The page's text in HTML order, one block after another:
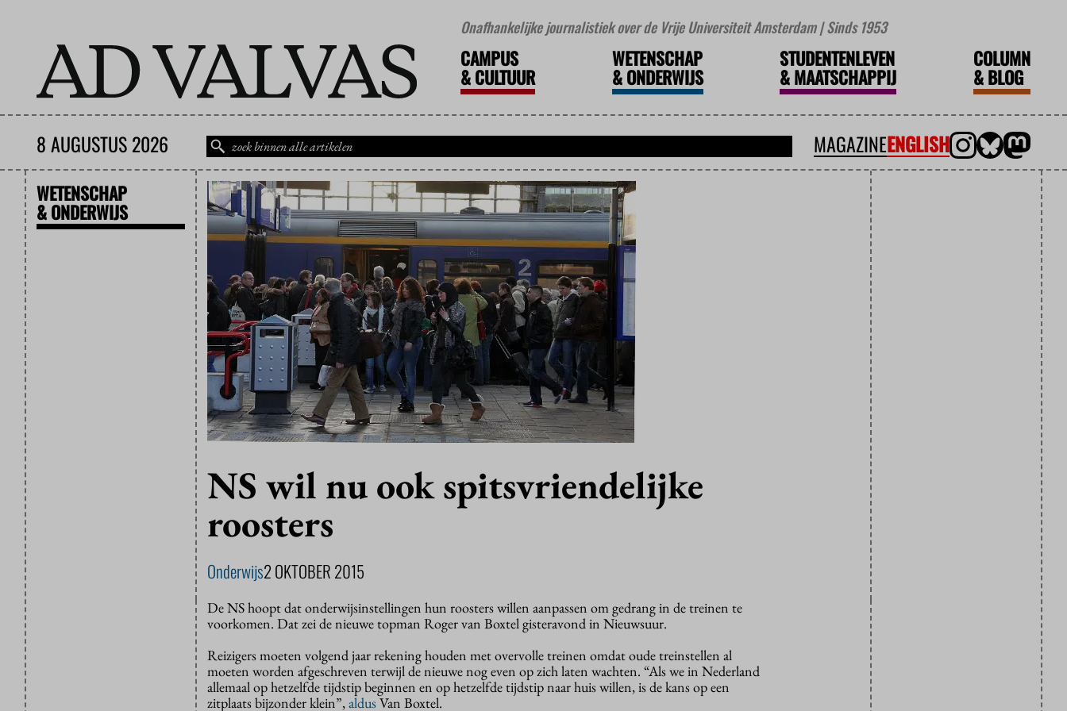
Onafhankelijke journalistiek over de Vrije Universiteit Amsterdam | Sinds 1953
CAMPUS
&CULTUUR
WETENSCHAP
&ONDERWIJS
STUDENTENLEVEN
&MAATSCHAPPIJ
COLUMN
&BLOG
8 AUGUSTUS 2026 MAGAZINEENGLISH
WETENSCHAP
& ONDERWIJS
NS wil nu ook spitsvriendelijke
roosters
Onderwijs2 OKTOBER 2015
De NS hoopt dat onderwijsinstellingen hun roosters willen aanpassen om gedrang in de treinen te
voorkomen. Dat zei de nieuwe topman Roger van Boxtel gisteravond in Nieuwsuur.
Reizigers moeten volgend jaar rekening houden met overvolle treinen omdat oude treinstellen al
moeten worden afgeschreven terwijl de nieuwe nog even op zich laten wachten. “Als we in Nederland
allemaal op hetzelfde tijdstip beginnen en op hetzelfde tijdstip naar huis willen, is de kans op een
zitplaats bijzonder klein”,aldusVan Boxtel.